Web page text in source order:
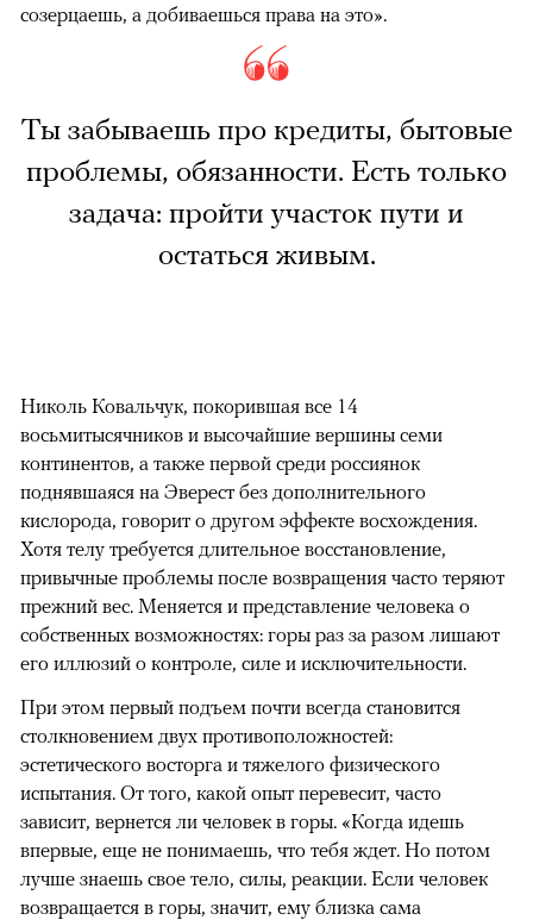
созерцаешь, а добиваешься права на это».
Ты забываешь про кредиты, бытовые
проблемы, обязанности. Есть только
задача: пройти участок пути и
остаться живым.
Николь Ковальчук, покорившая все 14
восьмитысячников и высочайшие вершины семи
континентов, а также первой среди россиянок
поднявшаяся на Эверест без дополнительного
кислорода, говорит о другом эффекте восхождения.
Хотя телу требуется длительное восстановление,
привычные проблемы после возвращения часто теряют
прежний вес. Меняется и представление человека о
собственных возможностях: горы раз за разом лишают
его иллюзий о контроле, силе и исключительности.
При этом первый подъем почти всегда становится
столкновением двух противоположностей:
эстетического восторга и тяжелого физического
испытания. От того, какой опыт перевесит, часто
зависит, вернется ли человек в горы. «Когда идешь
впервые, еще не понимаешь, что тебя ждет. Но потом
лучше знаешь свое тело, силы, реакции. Если человек
возвращается в горы, значит, ему близка сама